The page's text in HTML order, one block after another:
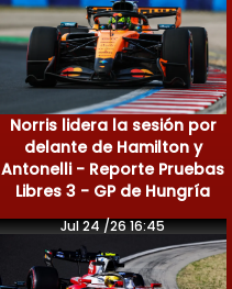
Norris lidera la sesión por
delante de Hamilton y
Antonelli - Reporte Pruebas
Libres 3 - GP de Hungría
Jul 24 /26 16:45